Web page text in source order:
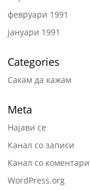
февруари 1991
јануари 1991
Categories
Сакам да кажам
Meta
Најави се
Канал со записи
Канал со коментари
WordPress.org